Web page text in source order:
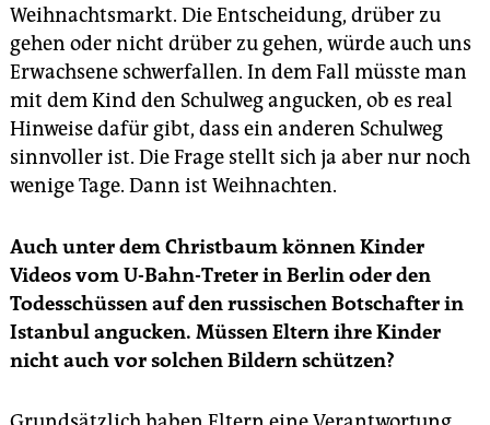
Weihnachtsmarkt. Die Entscheidung, drüber zu
gehen oder nicht drüber zu gehen, würde auch uns
Erwachsene schwerfallen. In dem Fall müsste man
mit dem Kind den Schulweg angucken, ob es real
Hinweise dafür gibt, dass ein anderen Schulweg
sinnvoller ist. Die Frage stellt sich ja aber nur noch
wenige Tage. Dann ist Weihnachten.
Auch unter dem Christbaum können Kinder
Videos vom U-Bahn-Treter in Berlin oder den
Todesschüssen auf den russischen Botschafter in
Istanbul angucken. Müssen Eltern ihre Kinder
nicht auch vor solchen Bildern schützen?